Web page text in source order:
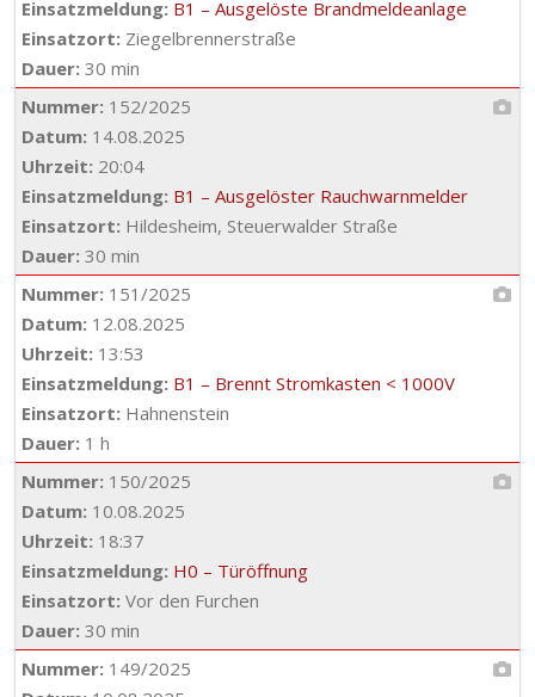
Einsatzmeldung: B1 – Ausgelöste Brandmeldeanlage
Einsatzort: Ziegelbrennerstraße
Dauer: 30 min
Nummer: 152/2025
Datum: 14.08.2025
Uhrzeit: 20:04
Einsatzmeldung: B1 – Ausgelöster Rauchwarnmelder
Einsatzort: Hildesheim, Steuerwalder Straße
Dauer: 30 min
Nummer: 151/2025
Datum: 12.08.2025
Uhrzeit: 13:53
Einsatzmeldung: B1 – Brennt Stromkasten < 1000V
Einsatzort: Hahnenstein
Dauer: 1 h
Nummer: 150/2025
Datum: 10.08.2025
Uhrzeit: 18:37
Einsatzmeldung: H0 – Türöffnung
Einsatzort: Vor den Furchen
Dauer: 30 min
Nummer: 149/2025